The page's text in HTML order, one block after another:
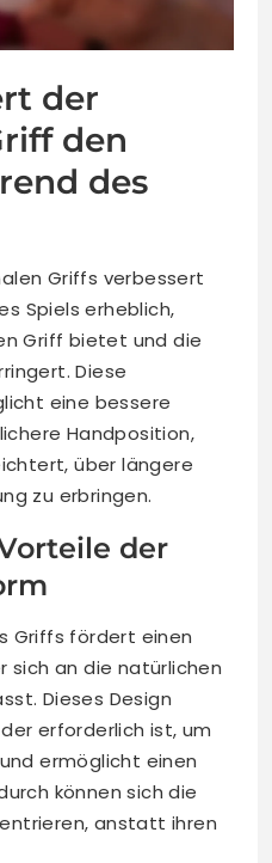
der
den
des
Griffs verbessert
Spiels erheblich,
Griff bietet und die
Diese
eine bessere
Handposition,
über längere
zu erbringen.
der
Griffs fördert einen
sich an die natürlichen
Dieses Design
erforderlich ist, um
ermöglicht einen
können sich die
anstatt ihren